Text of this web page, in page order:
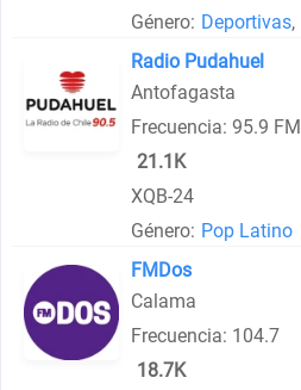
Género: Deportivas,
Radio Pudahuel
Antofagasta
Frecuencia: 95.9 FM
21.1K
XQB-24
Género: Pop Latino
FMDos
Calama
Frecuencia: 104.7
18.7K